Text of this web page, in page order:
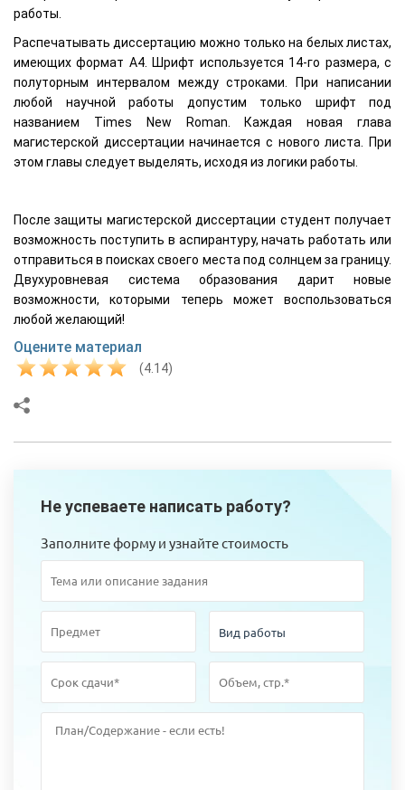
работы.
Распечатывать диссертацию можно только на белых листах,
имеющих формат А4. Шрифт используется 14-го размера, с
полуторным интервалом между строками. При написании
любой научной работы допустим только шрифт под
названием Times New Roman. Каждая новая глава
магистерской диссертации начинается с нового листа. При
этом главы следует выделять, исходя из логики работы.
После защиты магистерской диссертации студент получает
возможность поступить в аспирантуру, начать работать или
отправиться в поисках своего места под солнцем за границу.
Двухуровневая система образования дарит новые
возможности, которыми теперь может воспользоваться
любой желающий!
Оцените материал
(4.14)
Не успеваете написать работу?
Заполните форму и узнайте стоимость